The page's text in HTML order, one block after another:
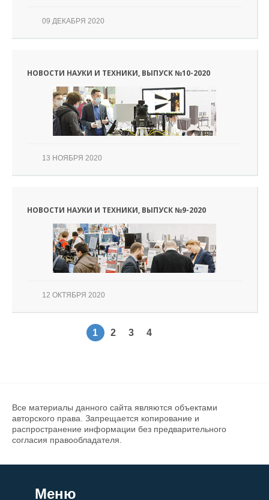
09 ДЕКАБРЯ 2020
НОВОСТИ НАУКИ И ТЕХНИКИ, ВЫПУСК №10-2020
13 НОЯБРЯ 2020
НОВОСТИ НАУКИ И ТЕХНИКИ, ВЫПУСК №9-2020
12 ОКТЯБРЯ 2020
1 2 3 4
Все материалы данного сайта являются объектами
авторского права. Запрещается копирование и
распространение информации без предварительного
согласия правообладателя.
Меню